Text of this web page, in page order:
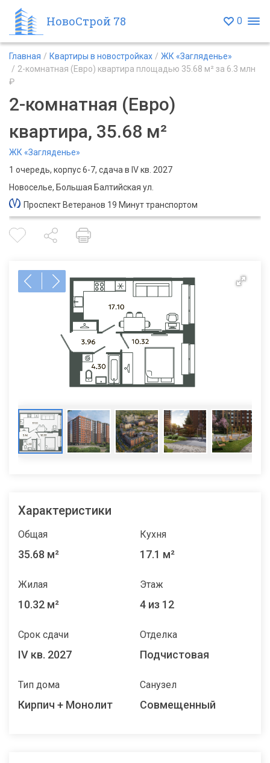
НовоСтрой 78 0
Главная Квартиры в новостройках
ЖК «Загляденье»
2-комнатная (Евро) квартира площадью 35.68 м² за 6.3 млн
₽
2-комнатная (Евро)
квартира, 35.68 м²
ЖК «Загляденье»
1 очередь, корпус 6-7, сдача в IV кв. 2027
Новоселье, Большая Балтийская ул.
Проспект Ветеранов 19 Минут транспортом
Характеристики
Общая
35.68 м²
Кухня
17.1 м²
Жилая
10.32 м²
Этаж
4 из 12
Срок сдачи
IV кв. 2027
Отделка
Подчистовая
Тип дома
Кирпич + Монолит
Санузел
Совмещенный